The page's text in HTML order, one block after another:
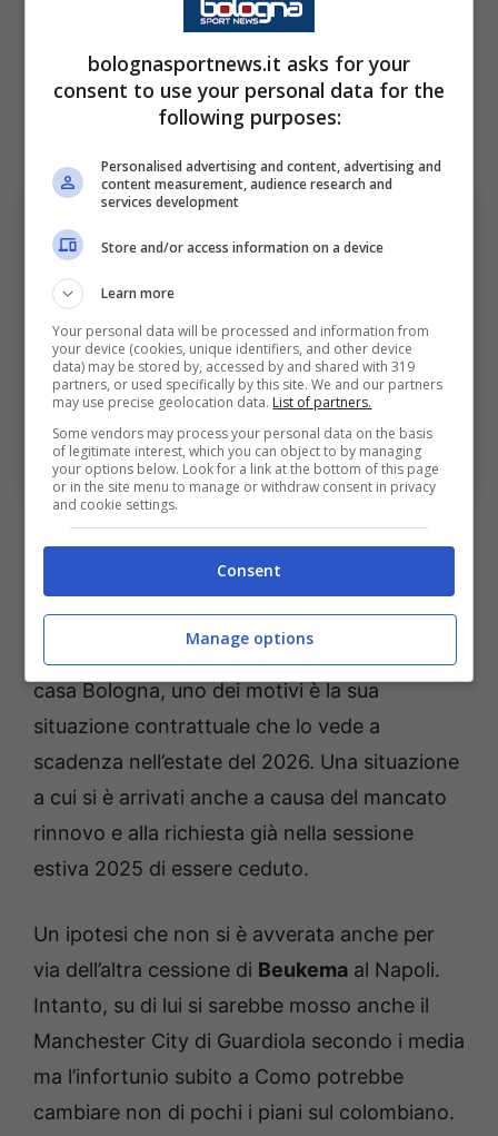
dare a Italiano un difensore in più per
affrontare gli imminenti impegni sia in
campionato che nelle partite di coppa sia
nazionale che internazionale.
Bologna, si teme lo stop importante per Lucumì; (Foto di
Abdullah Ahmed/Getty Images) via OneFootball;
BolognaSportNews
Bologna, la situazione di mercato di
Il giocatore con esperienza nel campionato
belga è da mesi uno dei nomi più discussi in
casa Bologna, uno dei motivi è la sua
situazione contrattuale che lo vede a
scadenza nell’estate del 2026. Una situazione
a cui si è arrivati anche a causa del mancato
rinnovo e alla richiesta già nella sessione
estiva 2025 di essere ceduto.
Un ipotesi che non si è avverata anche per
via dell’altra cessione di Beukema al Napoli.
Intanto, su di lui si sarebbe mosso anche il
Manchester City di Guardiola secondo i media
ma l’infortunio subito a Como potrebbe
cambiare non di pochi i piani sul colombiano.
bolognasportnews.it asks for your
consent to use your personal data for the
following purposes:
Personalised advertising and content, advertising and
content measurement, audience research and
services development
Store and/or access information on a device
Learn more
Your personal data will be processed and information from
your device (cookies, unique identifiers, and other device
data) may be stored by, accessed by and shared with 319
partners, or used specifically by this site. We and our partners
may use precise geolocation data. List of partners.
Some vendors may process your personal data on the basis
of legitimate interest, which you can object to by managing
your options below. Look for a link at the bottom of this page
or in the site menu to manage or withdraw consent in privacy
and cookie settings.
Consent
Manage options